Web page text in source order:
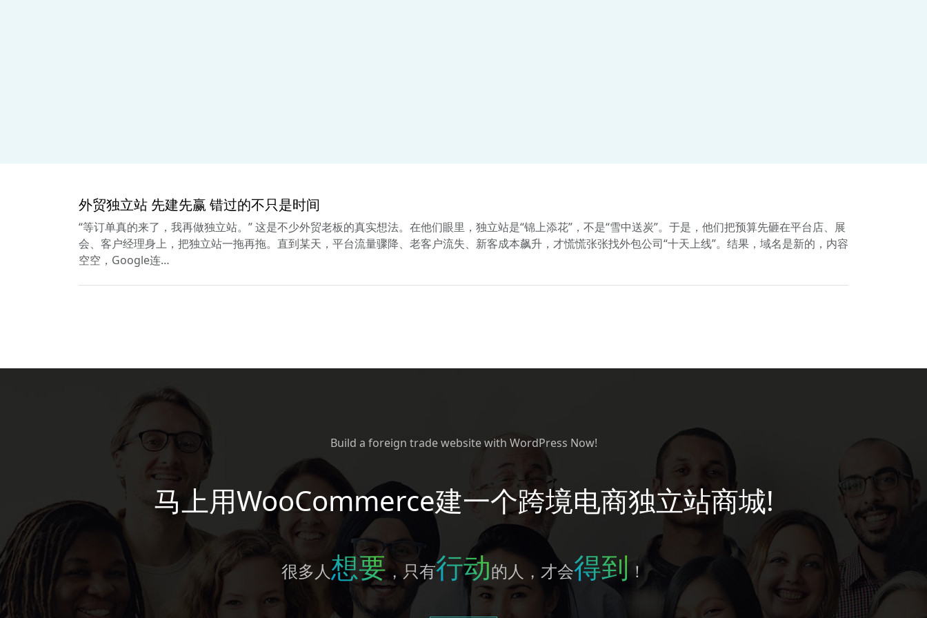
外贸独立站 先建先赢 错过的不只是时间
“等订单真的来了，我再做独立站。” 这是不少外贸老板的真实想法。在他们眼里，独立站是“锦上添花”，不是“雪中送炭”。于是，他们把预算先砸在平台店、展
会、客户经理身上，把独立站一拖再拖。直到某天，平台流量骤降、老客户流失、新客成本飙升，才慌慌张张找外包公司“十天上线”。结果，域名是新的，内容
空空，Google连…
Build a foreign trade website with WordPress Now!
马上用WooCommerce建一个跨境电商独立站商城!
很多人想要，只有行动的人，才会得到 ！